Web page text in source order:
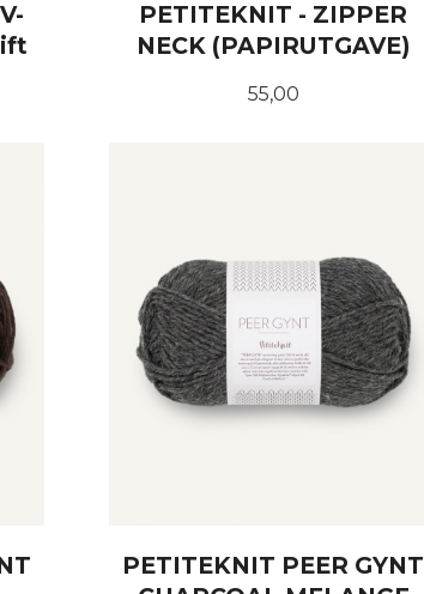
PETITEKNIT - ZIPPER
NECK (PAPIRUTGAVE)
Pris
55,00
PETITEKNIT PEER GYNT